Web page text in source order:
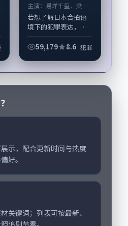
主演： 易烊千玺、梁朝
伟 等
若想了解日本合拍语
境下的犯罪表达，
得关注：剧情侧重人
咬合，易烊千玺、梁
朝伟与配角群戏并
重。影片2021年面
59,179 8.6 犯罪
示，配合更新时间与热度
好。
关键词；列表可按最新、